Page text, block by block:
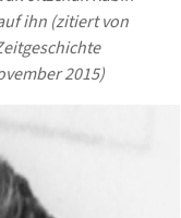
ihn (zitiert von
2015)